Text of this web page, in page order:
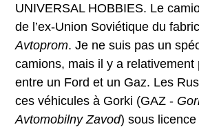
UNIVERSAL HOBBIES. Le
de l’ex-Union Soviétique du
Avtoprom. Je ne suis pas un
camions, mais il y a relativement
entre un Ford et un Gaz. Les
ces véhicules à Gorki (GAZ -
Avtomobilny Zavod) sous licence